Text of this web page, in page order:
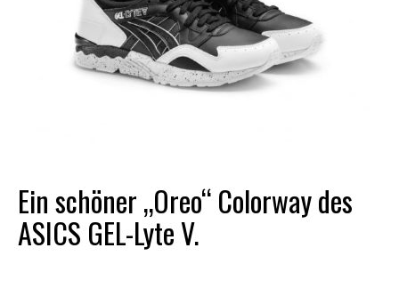
Ein schöner „Oreo“ Colorway des
ASICS GEL-Lyte V.